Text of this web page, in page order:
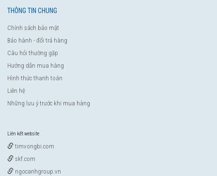
THÔNG TIN CHUNG
Chính sách bảo mật
Bảo hành - đổi trả hàng
Câu hỏi thường gặp
Hướng dẫn mua hàng
Hình thức thanh toán
Liên hệ
Những lưu ý trước khi mua hàng
Liên kết website
timvongbi.com
skf.com
ngocanhgroup.vn